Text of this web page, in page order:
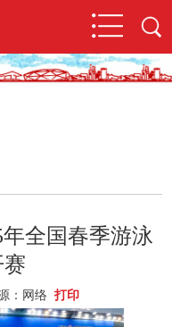
全国春季游泳
：网络 打印